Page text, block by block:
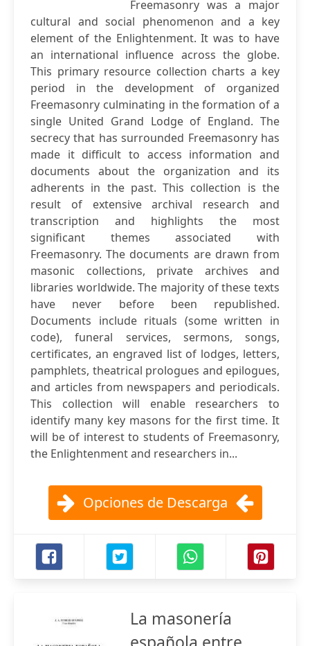
Freemasonry was a major
cultural and social phenomenon and a key
element of the Enlightenment. It was to have
an international influence across the globe.
This primary resource collection charts a key
period in the development of organized
Freemasonry culminating in the formation of a
single United Grand Lodge of England. The
secrecy that has surrounded Freemasonry has
made it difficult to access information and
documents about the organization and its
adherents in the past. This collection is the
result of extensive archival research and
transcription and highlights the most
significant themes associated with
Freemasonry. The documents are drawn from
masonic collections, private archives and
libraries worldwide. The majority of these texts
have never before been republished.
Documents include rituals (some written in
code), funeral services, sermons, songs,
certificates, an engraved list of lodges, letters,
pamphlets, theatrical prologues and epilogues,
and articles from newspapers and periodicals.
This collection will enable researchers to
identify many key masons for the first time. It
will be of interest to students of Freemasonry,
the Enlightenment and researchers in...
Opciones de Descarga
La masonería